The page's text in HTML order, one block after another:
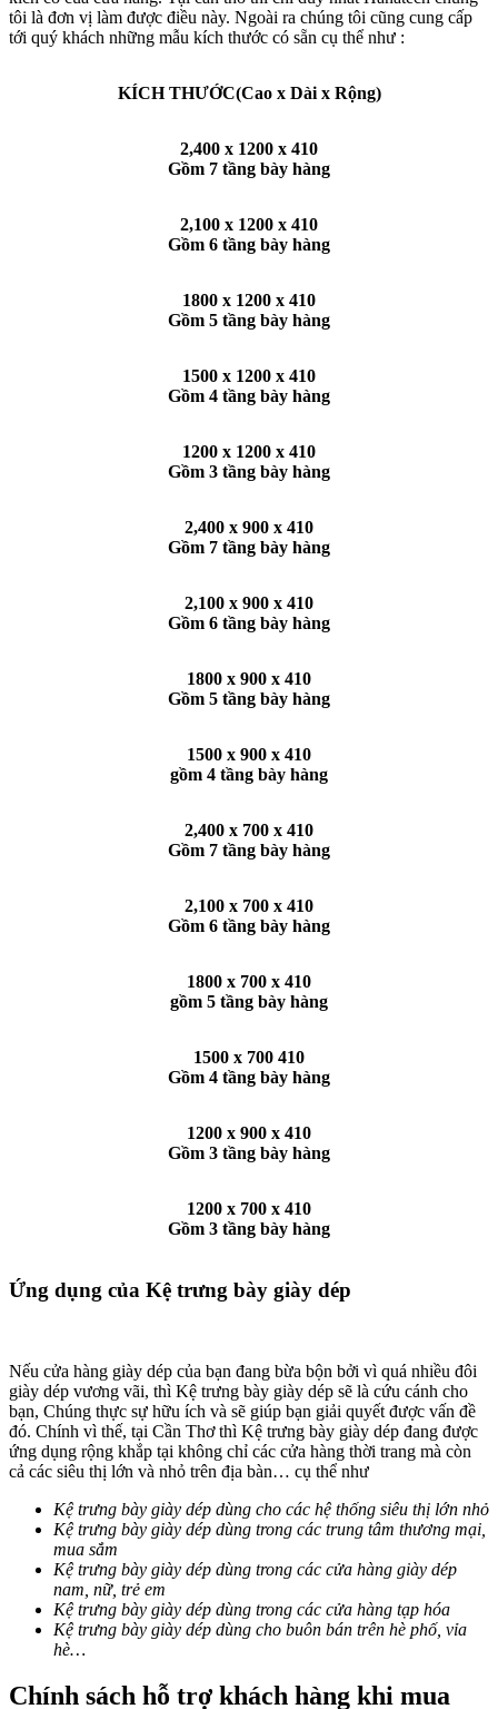
tôi là đơn vị làm được điều này. Ngoài ra chúng tôi cũng cung cấp
tới quý khách những mẫu kích thước có sẵn cụ thể như :
KÍCH THƯỚC(Cao x Dài x Rộng)
2,400 x 1200 x 410
Gồm 7 tầng bày hàng
2,100 x 1200 x 410
Gồm 6 tầng bày hàng
1800 x 1200 x 410
Gồm 5 tầng bày hàng
1500 x 1200 x 410
Gồm 4 tầng bày hàng
1200 x 1200 x 410
Gồm 3 tầng bày hàng
2,400 x 900 x 410
Gồm 7 tầng bày hàng
2,100 x 900 x 410
Gồm 6 tầng bày hàng
1800 x 900 x 410
Gồm 5 tầng bày hàng
1500 x 900 x 410
gồm 4 tầng bày hàng
2,400 x 700 x 410
Gồm 7 tầng bày hàng
2,100 x 700 x 410
Gồm 6 tầng bày hàng
1800 x 700 x 410
gồm 5 tầng bày hàng
1500 x 700 410
Gồm 4 tầng bày hàng
1200 x 900 x 410
Gồm 3 tầng bày hàng
1200 x 700 x 410
Gồm 3 tầng bày hàng
Ứng dụng của Kệ trưng bày giày dép
Nếu cửa hàng giày dép của bạn đang bừa bộn bởi vì quá nhiều đôi
giày dép vương vãi, thì Kệ trưng bày giày dép sẽ là cứu cánh cho
bạn, Chúng thực sự hữu ích và sẽ giúp bạn giải quyết được vấn đề
đó. Chính vì thế, tại Cần Thơ thì Kệ trưng bày giày dép đang được
ứng dụng rộng khắp tại không chỉ các cửa hàng thời trang mà còn
cả các siêu thị lớn và nhỏ trên địa bàn… cụ thể như
Kệ trưng bày giày dép dùng cho các hệ thống siêu thị lớn nhỏ
Kệ trưng bày giày dép dùng trong các trung tâm thương mại,
mua sắm
Kệ trưng bày giày dép dùng trong các cửa hàng giày dép
nam, nữ, trẻ em
Kệ trưng bày giày dép dùng trong các cửa hàng tạp hóa
Kệ trưng bày giày dép dùng cho buôn bán trên hè phố, vỉa
hè…
Chính sách hỗ trợ khách hàng khi mua